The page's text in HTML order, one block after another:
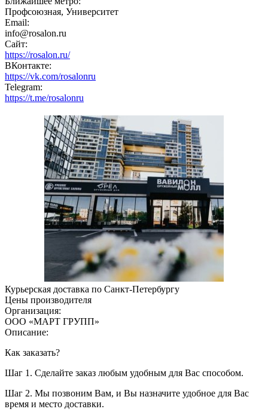
Профсоюзная, Университет
Email:
info@rosalon.ru
Сайт:
https://rosalon.ru/
ВКонтакте:
https://vk.com/rosalonru
Telegram:
https://t.me/rosalonru
Курьерская доставка по Санкт-Петербургу
Цены производителя
Организация:
ООО «МАРТ ГРУПП»
Описание:
Как заказать?
Шаг 1. Сделайте заказ любым удобным для Вас способом.
Шаг 2. Мы позвоним Вам, и Вы назначите удобное для Вас
время и место доставки.